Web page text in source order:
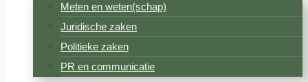
Meten en weten(schap)
Juridische zaken
Politieke zaken
PR en communicatie